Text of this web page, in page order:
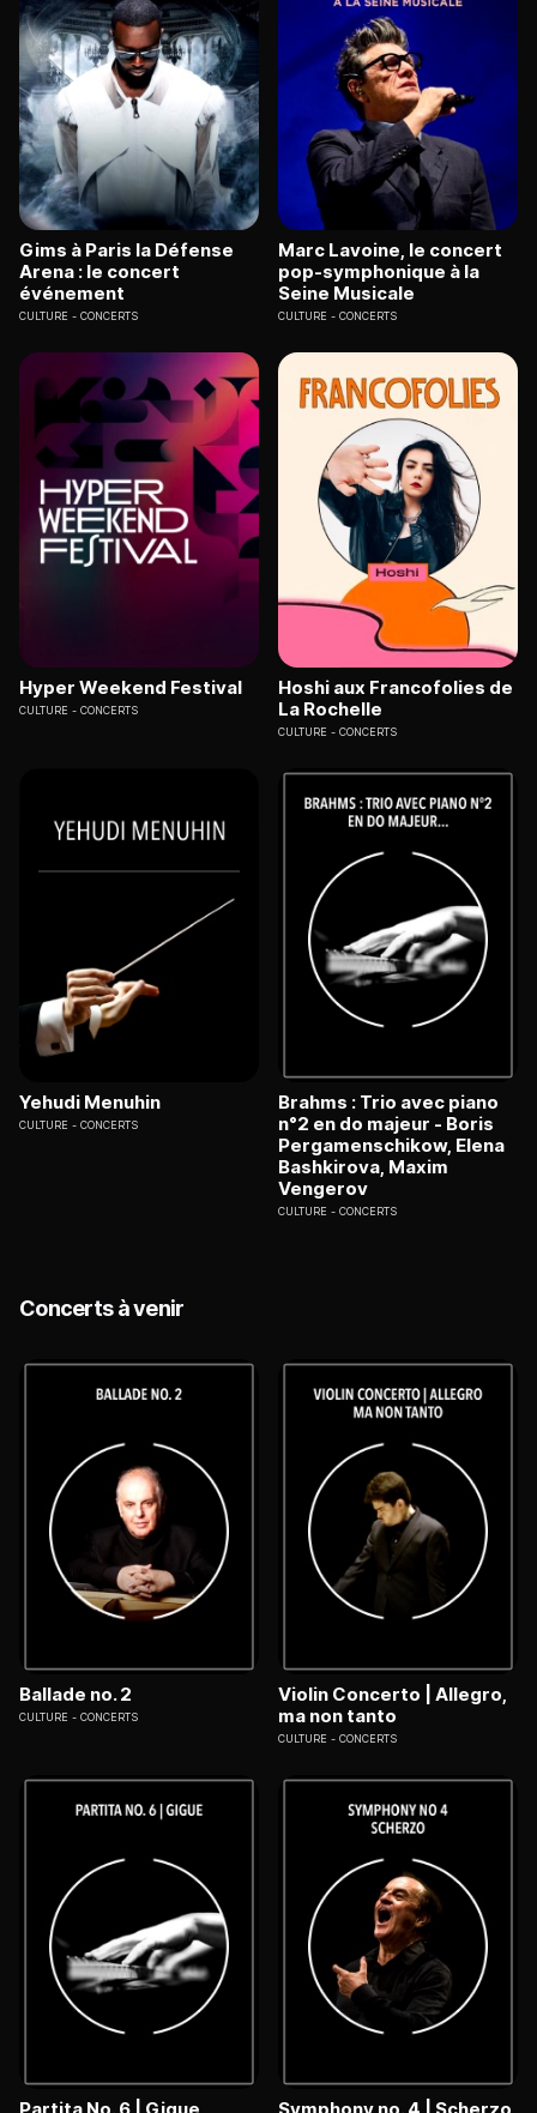
Gims à Paris la Défense
Arena : le concert
événement
CULTURE CONCERTS
Marc Lavoine, le concert
pop-symphonique à la
Seine Musicale
CULTURE CONCERTS
Hyper Weekend Festival
CULTURE CONCERTS
Hoshi aux Francofolies de
La Rochelle
CULTURE CONCERTS
Yehudi Menuhin
CULTURE CONCERTS
Brahms : Trio avec piano
n°2 en do majeur - Boris
Pergamenschikow, Elena
Bashkirova, Maxim
Vengerov
CULTURE CONCERTS
Concerts à venir
Ballade no. 2
CULTURE CONCERTS
Violin Concerto | Allegro,
ma non tanto
CULTURE CONCERTS